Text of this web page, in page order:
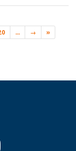
... → »